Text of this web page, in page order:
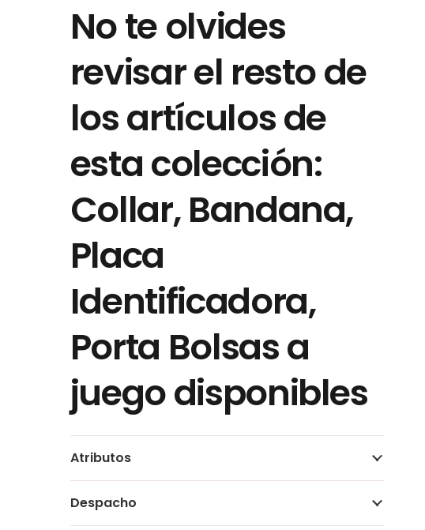
No te olvides
revisar el resto de
los artículos de
esta colección:
Collar, Bandana,
Placa
Identificadora,
Porta Bolsas a
juego disponibles
Atributos
Despacho